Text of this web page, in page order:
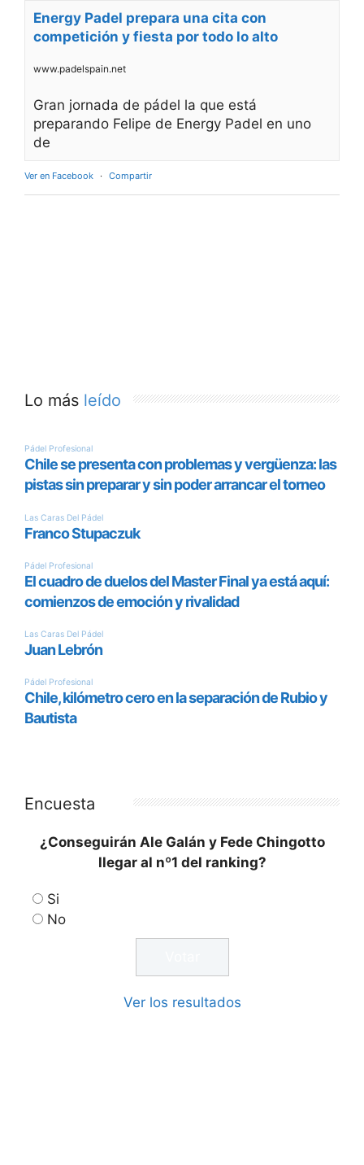
Energy Padel prepara una cita con
competición y fiesta por todo lo alto
www.padelspain.net
Gran jornada de pádel la que está
preparando Felipe de Energy Padel en uno
de
Ver en Facebook · Compartir
Lo más leído
Encuesta
¿Conseguirán Ale Galán y Fede Chingotto
llegar al nº1 del ranking?
Si
No
Ver los resultados